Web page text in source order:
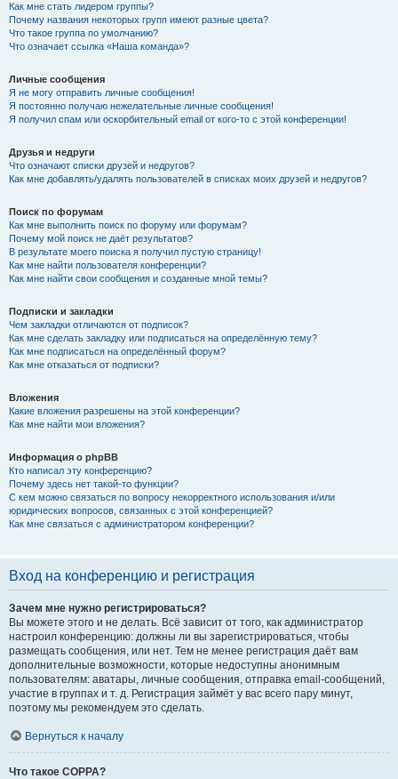
Как мне стать лидером группы?
Почему названия некоторых групп имеют разные цвета?
Что такое группа по умолчанию?
Что означает ссылка «Наша команда»?
Личные сообщения
Я не могу отправить личные сообщения!
Я постоянно получаю нежелательные личные сообщения!
Я получил спам или оскорбительный email от кого-то с этой конференции!
Друзья и недруги
Что означают списки друзей и недругов?
Как мне добавлять/удалять пользователей в списках моих друзей и недругов?
Поиск по форумам
Как мне выполнить поиск по форуму или форумам?
Почему мой поиск не даёт результатов?
В результате моего поиска я получил пустую страницу!
Как мне найти пользователя конференции?
Как мне найти свои сообщения и созданные мной темы?
Подписки и закладки
Чем закладки отличаются от подписок?
Как мне сделать закладку или подписаться на определённую тему?
Как мне подписаться на определённый форум?
Как мне отказаться от подписки?
Вложения
Какие вложения разрешены на этой конференции?
Как мне найти мои вложения?
Информация о phpBB
Кто написал эту конференцию?
Почему здесь нет такой-то функции?
С кем можно связаться по вопросу некорректного использования и/или
юридических вопросов, связанных с этой конференцией?
Как мне связаться с администратором конференции?
Вход на конференцию и регистрация
Зачем мне нужно регистрироваться?
Вы можете этого и не делать. Всё зависит от того, как администратор
настроил конференцию: должны ли вы зарегистрироваться, чтобы
размещать сообщения, или нет. Тем не менее регистрация даёт вам
дополнительные возможности, которые недоступны анонимным
пользователям: аватары, личные сообщения, отправка email-сообщений,
участие в группах и т. д. Регистрация займёт у вас всего пару минут,
поэтому мы рекомендуем это сделать.
Вернуться к началу
Что такое COPPA?